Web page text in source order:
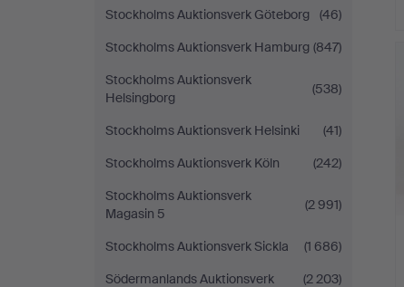
Stockholms Auktionsverk Göteborg
(46)
Stockholms Auktionsverk Hamburg (847)
Stockholms Auktionsverk
Helsingborg
(538)
Stockholms Auktionsverk Helsinki
(41)
Stockholms Auktionsverk Köln
(242)
Stockholms Auktionsverk
Magasin 5
(2 991)
Stockholms Auktionsverk Sickla
(1 686)
Södermanlands Auktionsverk
(2 203)